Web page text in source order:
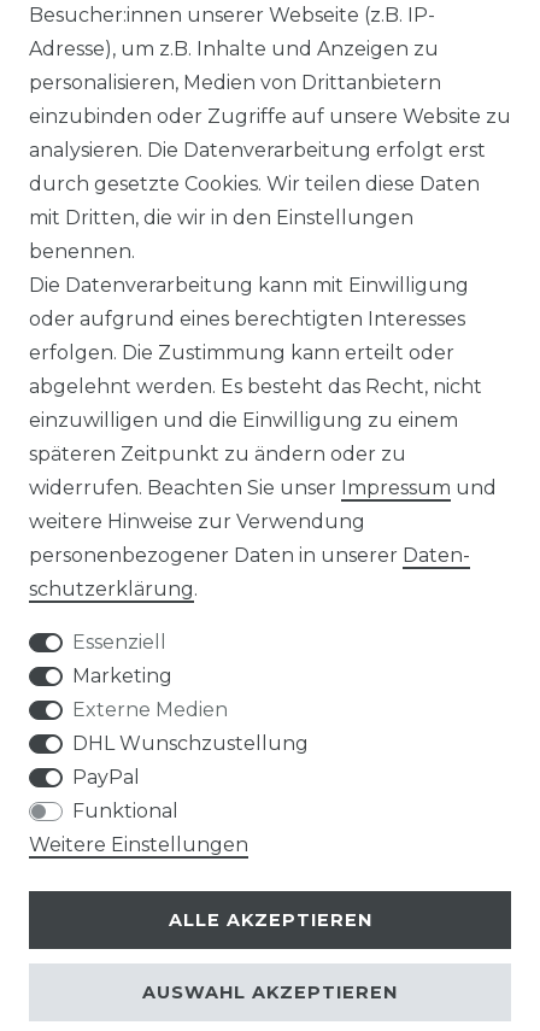
KLIMA- UND UMWELTSCHUTZ
LEXIKON
UNTERNEHMEN
HERSTELLER
REFERENZEN
Widerrufs­recht
VERTRAG WIDERRUFEN
Klimaprofis GmbH & Co. KG
Design & supervision by MILLER
© Copyright 2026 | Alle Rechte vorbehalten.
Besucher:innen unserer Webseite (z.B. IP-
Adresse), um z.B. Inhalte und Anzeigen zu
personalisieren, Medien von Drittanbietern
einzubinden oder Zugriffe auf unsere Website zu
analysieren. Die Datenverarbeitung erfolgt erst
durch gesetzte Cookies. Wir teilen diese Daten
mit Dritten, die wir in den Einstellungen
benennen.
Die Datenverarbeitung kann mit Einwilligung
oder aufgrund eines berechtigten Interesses
erfolgen. Die Zustimmung kann erteilt oder
abgelehnt werden. Es besteht das Recht, nicht
einzuwilligen und die Einwilligung zu einem
späteren Zeitpunkt zu ändern oder zu
widerrufen. Beachten Sie unser Impressum und
weitere Hinweise zur Verwendung
personenbezogener Daten in unserer Daten­
schutz­erklärung.
Essenziell
Marketing
Externe Medien
DHL Wunschzustellung
PayPal
Funktional
Weitere Einstellungen
ALLE AKZEPTIEREN
AUSWAHL AKZEPTIEREN